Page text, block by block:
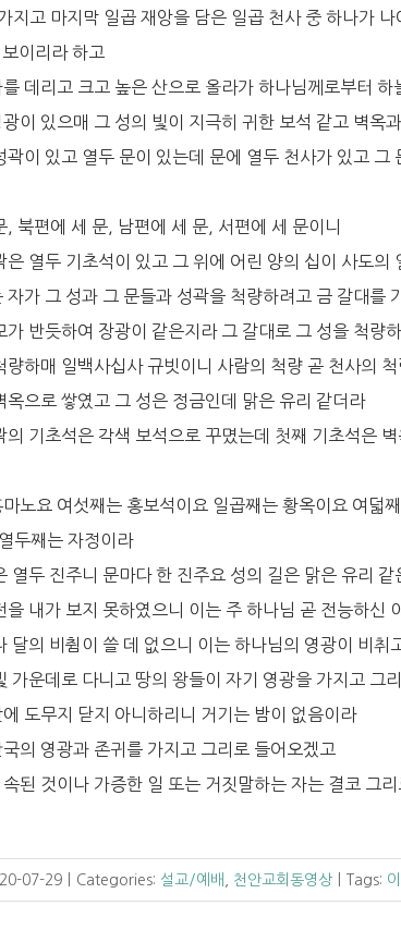
지고 마지막 일곱 재앙을 담은 일곱 천사 중 하나가
이리라 하고
데리고 크고 높은 산으로 올라가 하나님께로부터 하
이 있으매 그 성의 빛이 지극히 귀한 보석 같고 벽옥
곽이 있고 열두 문이 있는데 문에 열두 천사가 있고
, 북편에 세 문, 남편에 세 문, 서편에 세 문이니
은 열두 기초석이 있고 그 위에 어린 양의 십이 사도의
자가 그 성과 그 문들과 성곽을 척량하려고 금 갈대를
가 반듯하여 장광이 같은지라 그 갈대로 그 성을 척량
량하매 일백사십사 규빗이니 사람의 척량 곧 천사의
옥으로 쌓였고 그 성은 정금인데 맑은 유리 같더라
의 기초석은 각색 보석으로 꾸몄는데 첫째 기초석은
노요 여섯째는 홍보석이요 일곱째는 황옥이요 여덟
두째는 자정이라
열두 진주니 문마다 한 진주요 성의 길은 맑은 유리 같
을 내가 보지 못하였으니 이는 주 하나님 곧 전능하신
달의 비췸이 쓸 데 없으니 이는 하나님의 영광이 비취
가운데로 다니고 땅의 왕들이 자기 영광을 가지고 그
도무지 닫지 아니하리니 거기는 밤이 없음이라
의 영광과 존귀를 가지고 그리로 들어오겠고
된 것이나 가증한 일 또는 거짓말하는 자는 결코 그
07-29 Categories: 설교/예배 천안교회동영상 Tags: